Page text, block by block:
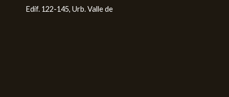
Edif. 122-145, Urb. Valle de